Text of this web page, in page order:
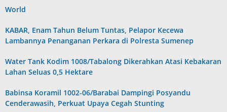
World
KABAR, Enam Tahun Belum Tuntas, Pelapor Kecewa
Lambannya Penanganan Perkara di Polresta Sumenep
Water Tank Kodim 1008/Tabalong Dikerahkan Atasi Kebakaran
Lahan Seluas 0,5 Hektare
Babinsa Koramil 1002-06/Barabai Dampingi Posyandu
Cenderawasih, Perkuat Upaya Cegah Stunting